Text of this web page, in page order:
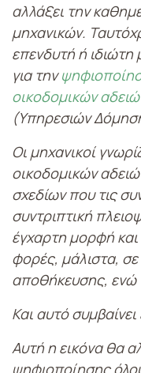
αλλάξει την
μηχανικών.
επενδυτή ή ιδιώτη
για την
οικοδομικών
(Υπηρεσιών
Οι μηχανικοί
οικοδομικών
σχεδίων που τις
συντριπτική
έγχαρτη μορφή
φορές, μάλιστα,
αποθήκευσης, ενώ
Και αυτό συμβαίνει
Αυτή η εικόνα θα
ψηφιοποίησης